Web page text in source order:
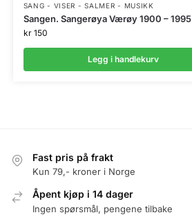
SANG - VISER - SALMER - MUSIKK
Sangen. Sangerøya Værøy 1900 – 1995
kr150
Legg i handlekurv
Fast pris på frakt
Kun 79,- kroner i Norge
Åpent kjøp i 14 dager
Ingen spørsmål, pengene tilbake